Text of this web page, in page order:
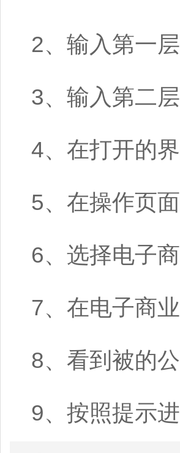
2、输入第一
3、输入第二
4、在打开的
5、在操作页
6、选择电子
7、在电子商
8、看到被的
9、按照提示